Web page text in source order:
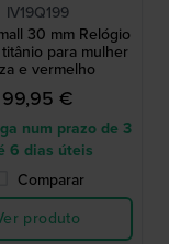
IV19Q199
30 mm Relógio
para mulher
e vermelho
99,95 €
num prazo de 3
6 dias úteis
Comparar
produto